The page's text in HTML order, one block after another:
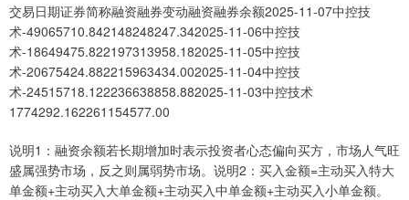
交易日期证券简称融资融券变动融资融券余额2025-11-07中控技
术-49065710.842148248247.342025-11-06中控技
术-18649475.822197313958.182025-11-05中控技
术-20675424.882215963434.002025-11-04中控技
术-24515718.122236638858.882025-11-03中控技术
1774292.162261154577.00
说明1：融资余额若长期增加时表示投资者心态偏向买方，市场人气旺
盛属强势市场，反之则属弱势市场。说明2：买入金额=主动买入特大
单金额+主动买入大单金额+主动买入中单金额+主动买入小单金额。